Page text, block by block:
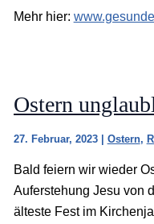
Mehr hier:
Ostern
27. Februar, 2023 | Ostern,
Bald feiern wir wieder
Auferstehung Jesu von
älteste Fest im